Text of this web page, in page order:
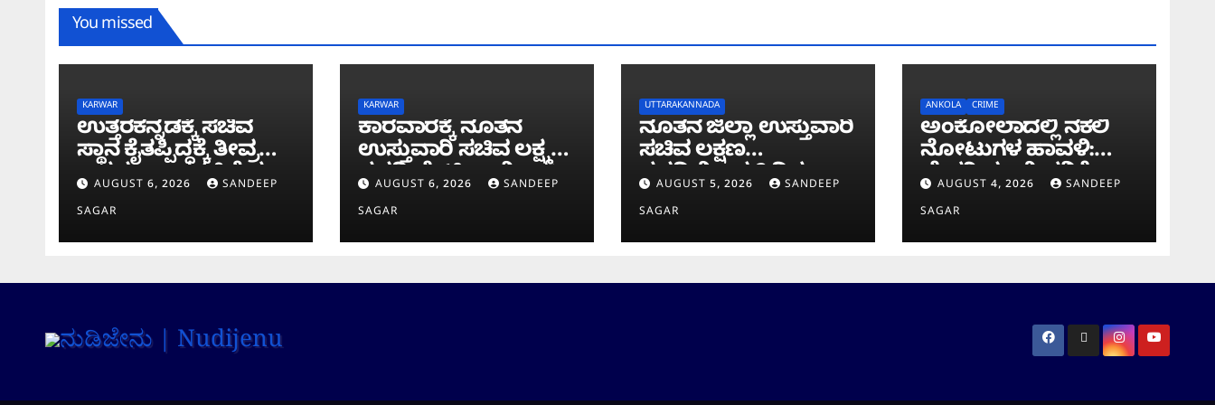
You missed
KARWAR
ಉತ್ತರಕನ್ನಡಕ್ಕೆ ಸಚಿವ
ಸ್ಥಾನ ಕೈತಪ್ಪಿದ್ದಕ್ಕೆ ತೀವ್ರ
ಅಸಮಾಧಾನ: ‘ಜಿಲ್ಲೆಯ
ಜನರ ನಿರೀಕ್ಷೆಗೆ ಧಕ್ಕೆ’ ಎಂದ
ಪ್ರಸಾದ ಗಾಂವಕರ್
AUGUST 6, 2026
SANDEEP
SAGAR
KARWAR
ಕಾರವಾರಕ್ಕೆ ನೂತನ
ಉಸ್ತುವಾರಿ ಸಚಿವ ಲಕ್ಷ್ಮಣ
ಸವದಿ ಭೇಟಿ; ಕಾಳಿ
ಸೇತುವೆ ಕಾಮಗಾರಿ
ಪರಿಶೀಲನೆ
AUGUST 6, 2026
SANDEEP
SAGAR
UTTARAKANNADA
ನೂತನ ಜಿಲ್ಲಾ ಉಸ್ತುವಾರಿ
ಸಚಿವ ಲಕ್ಷಣ
ಸವದಿಯಿಂದ 2 ದಿನ
ಜಿಲ್ಲೆಯಲ್ಲಿ ಮಿಂಚಿನ
ಸಂಚಾರ
AUGUST 5, 2026
SANDEEP
SAGAR
ANKOLA CRIME
ಅಂಕೋಲಾದಲ್ಲಿ ನಕಲಿ
ನೋಟುಗಳ ಹಾವಳಿ:
ಬೇಕರಿ ಮಾಲೀಕನಿಗೆ
ವಂಚಿಸಿದ ‘ಚಿಲ್ಡ್ರನ್
ಬ್ಯಾಂಕ್’ ನೋಟು!
AUGUST 4, 2026
SANDEEP
SAGAR